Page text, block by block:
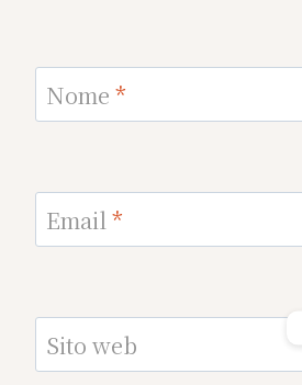
Nome *
Email*
Sito web